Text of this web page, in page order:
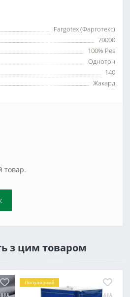
Fargotex (Фарготекс)
70000
100% Pes
Однотон
140
Жакард
товар.
з цим товаром
Популярний